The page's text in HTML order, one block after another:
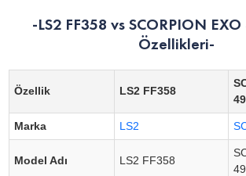
-LS2 FF358 vs SCORPION
Özellikleri-
Özellik LS2 FF358
Marka LS2
Model Adı LS2 FF358